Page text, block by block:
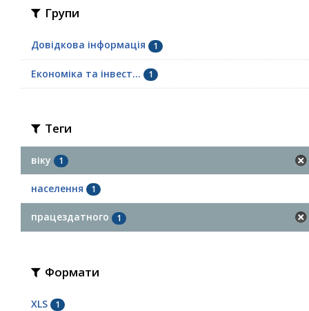
Групи
Довідкова інформація 1
Економіка та інвест... 1
Теги
віку 1
населення 1
працездатного 1
Формати
XLS 1